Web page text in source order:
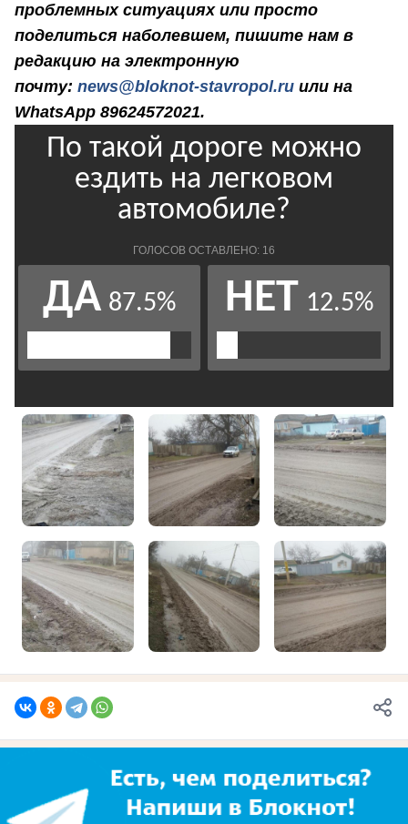
проблемных ситуациях или просто
поделиться наболевшем, пишите нам в
редакцию на электронную
почту: news@bloknot-stavropol.ru или на
WhatsApp 89624572021.